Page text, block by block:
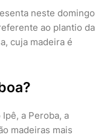
neste domingo
ao plantio da
cuja madeira é
a Peroba, a
madeiras mais